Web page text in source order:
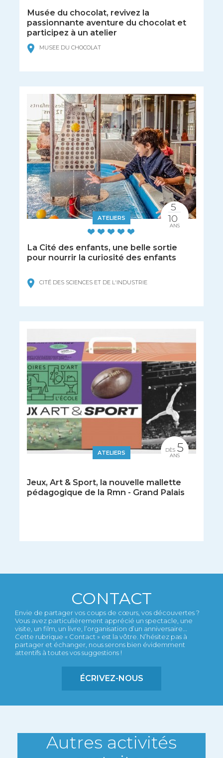
Musée du chocolat, revivez la
passionnante aventure du chocolat et
participez à un atelier
MUSEE DU CHOCOLAT
ATELIERS
La Cité des enfants, une belle sortie
pour nourrir la curiosité des enfants
CITÉ DES SCIENCES ET DE L'INDUSTRIE
5
10
ANS
ATELIERS
Jeux, Art & Sport, la nouvelle mallette
pédagogique de la Rmn - Grand Palais
DÈS 5
ANS
CONTACT
Envie de partager vos coups de cœurs, vos découvertes ?
Vous avez particulièrement apprécié un spectacle, une
visite, un film, un livre, l’organisation d’un anniversaire...
Cette rubrique « Contact » est la vôtre. N’hésitez pas à
partager et échanger, nous serons bien évidemment
attentifs à toutes vos suggestions !
ÉCRIVEZ-NOUS
Autres activités